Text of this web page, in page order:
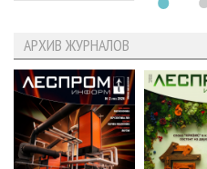
АРХИВ ЖУРНАЛОВ